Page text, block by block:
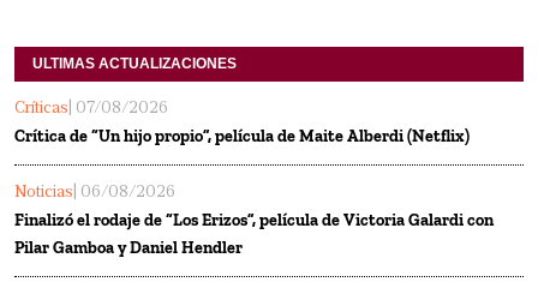
ULTIMAS ACTUALIZACIONES
Críticas | 07/08/2026
Crítica de “Un hijo propio”, película de Maite Alberdi (Netflix)
Noticias | 06/08/2026
Finalizó el rodaje de “Los Erizos”, película de Victoria Galardi con
Pilar Gamboa y Daniel Hendler